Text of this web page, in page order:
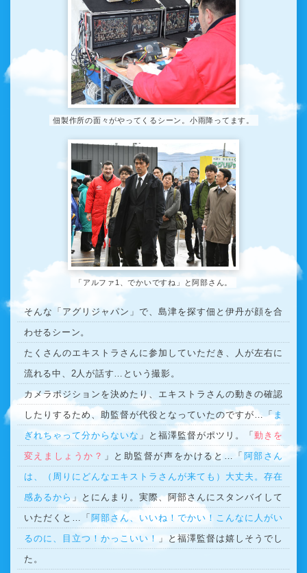
佃製作所の面々がやってくるシーン。小雨降ってます。
「アルファ1、でかいですね」と阿部さん。
そんな「アグリジャパン」で、島津を探す佃と伊丹が顔を合
わせるシーン。
たくさんのエキストラさんに参加していただき、人が左右に
流れる中、2人が話す…という撮影。
カメラポジションを決めたり、エキストラさんの動きの確認
したりするため、助監督が代役となっていたのですが…「ま
ぎれちゃって分からないな 」と福澤監督がポツリ。「動きを
変えましょうか？ 」と助監督が声をかけると…「 阿部さん
は、（周りにどんなエキストラさんが来ても）大丈夫。存在
感あるから 」とにんまり。実際、阿部さんにスタンバイして
いただくと…「 阿部さん、いいね！でかい！こんなに人がい
るのに、目立つ！かっこいい！
」と福澤監督は嬉しそうでし
た。